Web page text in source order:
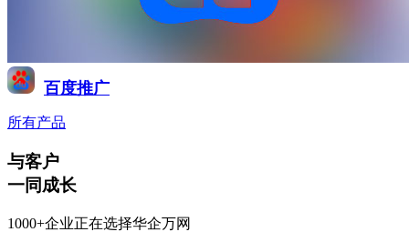
百度推广
所有产品
与客户
一同成长
1000+企业正在选择华企万网